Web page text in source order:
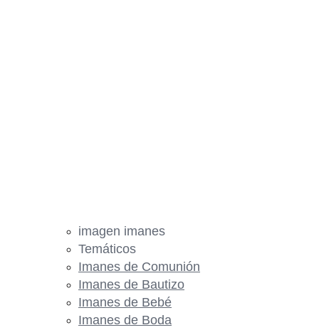
imagen imanes
Temáticos
Imanes de Comunión
Imanes de Bautizo
Imanes de Bebé
Imanes de Boda